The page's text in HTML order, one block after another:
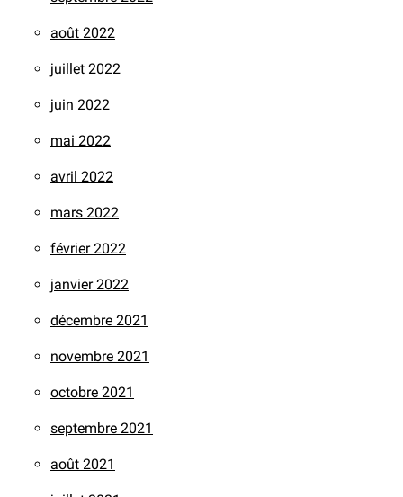
août 2022
juillet 2022
juin 2022
mai 2022
avril 2022
mars 2022
février 2022
janvier 2022
décembre 2021
novembre 2021
octobre 2021
septembre 2021
août 2021